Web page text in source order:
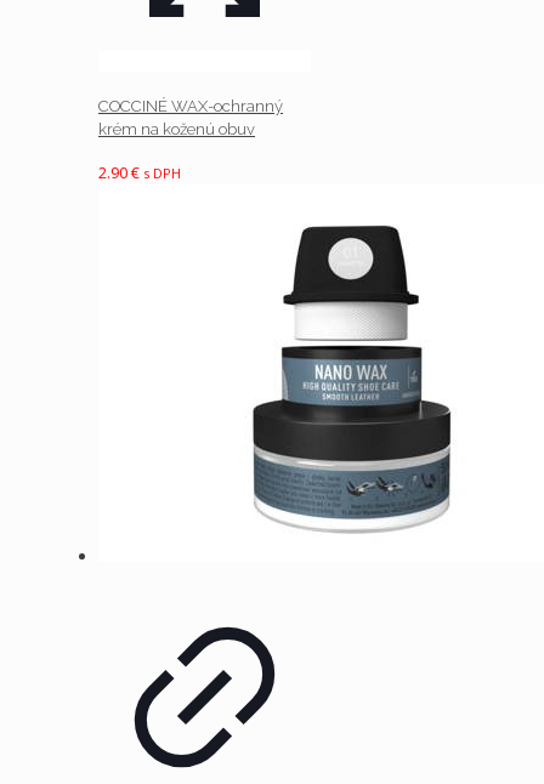
COCCINÉ WAX-ochranný
krém na koženú obuv
2.90€ s DPH